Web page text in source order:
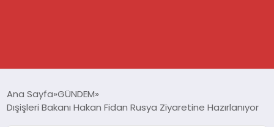
SPOR
Ana Sayfa GÜNDEM
Dışişleri Bakanı Hakan Fidan Rusya Ziyaretine Hazırlanıyor